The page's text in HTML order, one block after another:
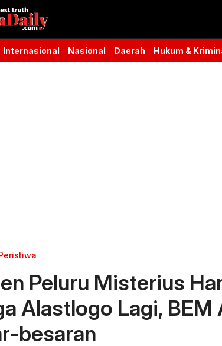
truth
Internasional Nasional Daerah Hukum &
Peluru Misterius
Alastlogo Lagi, BEM
besaran